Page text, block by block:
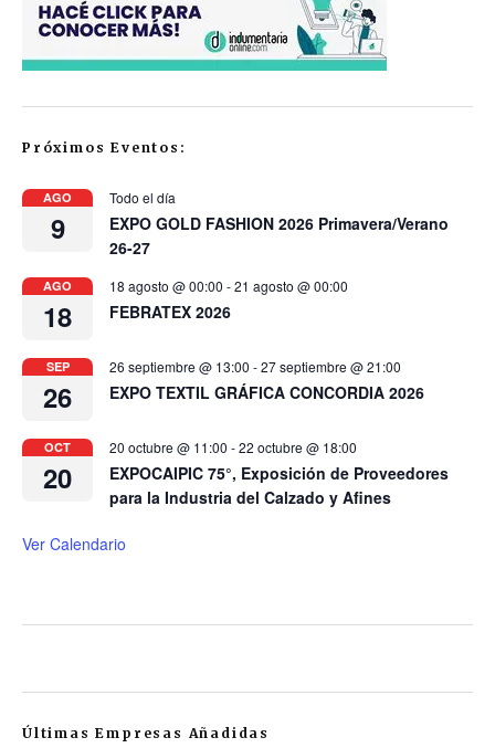
Próximos Eventos:
AGO
9
Todo el día
EXPO GOLD FASHION 2026 Primavera/Verano
26-27
AGO
18
18 agosto @ 00:00 -21 agosto @ 00:00
FEBRATEX 2026
SEP
26
26 septiembre @ 13:00 -27 septiembre @ 21:00
EXPO TEXTIL GRÁFICA CONCORDIA 2026
OCT
20
20 octubre @ 11:00 -22 octubre @ 18:00
EXPOCAIPIC 75°, Exposición de Proveedores
para la Industria del Calzado y Afines
Ver Calendario
Últimas Empresas Añadidas